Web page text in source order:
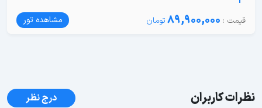
89,900,000 مشاهده تور
نظرات کاربران درج نظر